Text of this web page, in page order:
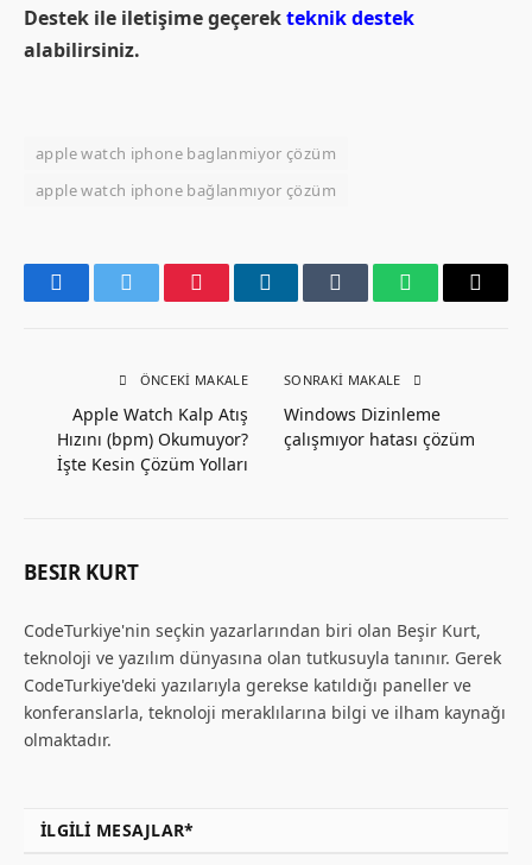
Destek ile iletişime geçerekteknik destek
alabilirsiniz.
apple watch iphone baglanmiyor çözüm
apple watch iphone bağlanmıyor çözüm
FacebookTwitter PinterestLinkedInTumblr WhatsAppEmail
ÖNCEKI MAKALE
Apple Watch Kalp Atış
Hızını (bpm) Okumuyor?
İşte Kesin Çözüm Yolları
SONRAKI MAKALE
Windows Dizinleme
çalışmıyor hatası çözüm
BESIR KURT
CodeTurkiye'nin seçkin yazarlarından biri olan Beşir Kurt,
teknoloji ve yazılım dünyasına olan tutkusuyla tanınır. Gerek
CodeTurkiye'deki yazılarıyla gerekse katıldığı paneller ve
konferanslarla, teknoloji meraklılarına bilgi ve ilham kaynağı
olmaktadır.
İLGILI MESAJLAR*